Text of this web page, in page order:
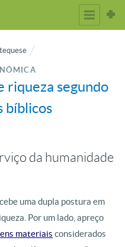
riqueza segundo
bíblicos
da humanidade
uma dupla postura em
Por um lado, apreço
materiais considerados